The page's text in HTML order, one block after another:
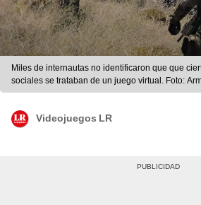
Miles de internautas no identificaron que que
sociales se trataban de un juego virtual. Foto:
Videojuegos LR